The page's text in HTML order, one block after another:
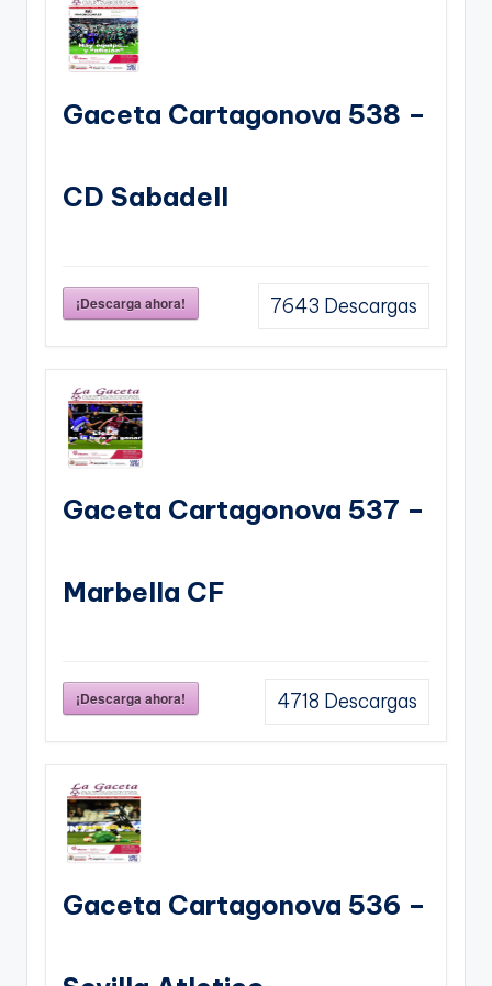
Gaceta Cartagonova 538 –
CD Sabadell
¡Descarga ahora! 7643 Descargas
Gaceta Cartagonova 537 –
Marbella CF
¡Descarga ahora! 4718 Descargas
Gaceta Cartagonova 536 –